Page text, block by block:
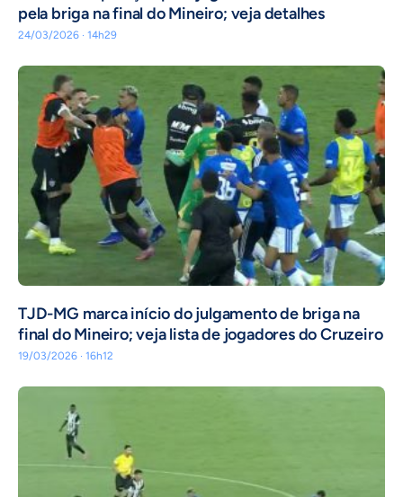
pela briga na final do Mineiro; veja detalhes
24/03/2026 · 14h29
TJD-MG marca início do julgamento de briga na
final do Mineiro; veja lista de jogadores do Cruzeiro
19/03/2026 · 16h12